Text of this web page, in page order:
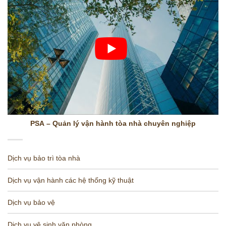
PSA – Quản lý vận hành tòa nhà chuyên nghiệp
Dịch vụ bảo trì tòa nhà
Dịch vụ vận hành các hệ thống kỹ thuật
Dịch vụ bảo vệ
Dịch vụ vệ sinh văn phòng